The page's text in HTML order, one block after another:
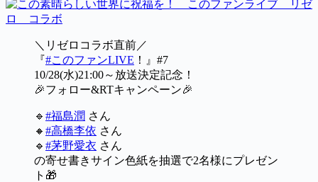
＼リゼロコラボ直前／
『#このファンLIVE ！』#7
10/28(水)21:00～放送決定記念！
🎉フォロー&RTキャンペーン🎉
🔹 #福島潤 さん
🔸 #高橋李依 さん
🔹 #茅野愛衣 さん
の寄せ書きサイン色紙を抽選で2名様にプレゼン
ト🎁